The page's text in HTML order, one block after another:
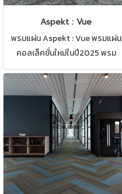
Aspekt : Vue
พรมแผ่น Aspekt : Vue พรมแผ่น
คอลเล็คชั่นใหม่ในปี2025 พรม
สำหรับปูพื้นสำนักงาน,ห้อง
ทำงาน,ห้องประชุม มีให้เลือกหลาก
หลายแบบ